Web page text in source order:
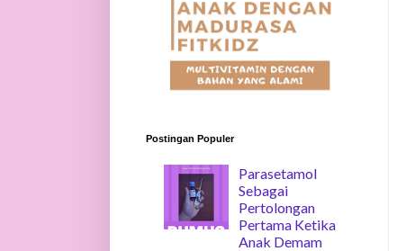
Postingan Populer
Parasetamol
Sebagai
Pertolongan
Pertama Ketika
Anak Demam